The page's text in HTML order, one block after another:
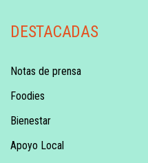
DESTACADAS
Notas de prensa
Foodies
Bienestar
Apoyo Local